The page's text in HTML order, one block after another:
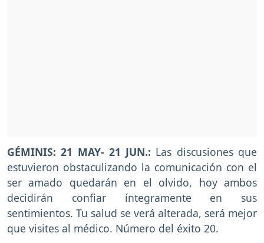
GÉMINIS: 21 MAY- 21 JUN.: Las discusiones que
estuvieron obstaculizando la comunicación con el
ser amado quedarán en el olvido, hoy ambos
decidirán confiar íntegramente en sus
sentimientos. Tu salud se verá alterada, será mejor
que visites al médico. Número del éxito 20.